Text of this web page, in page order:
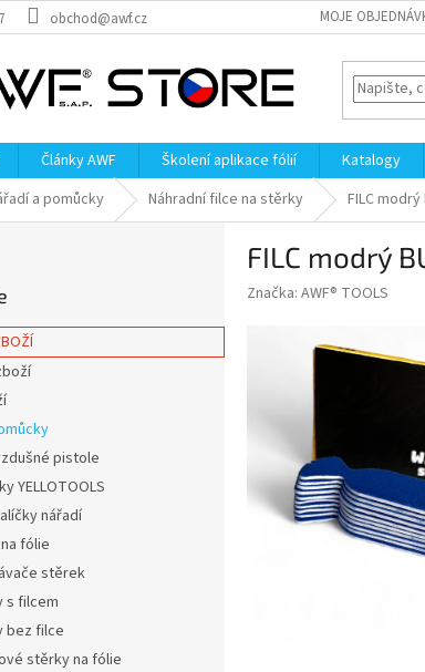
obchod@awf.cz MOJE
Články AWF Školení aplikace fólií Katalogy
a pomůcky Náhradní filce na stěrky FILC
pistole
YELLOTOOLS
nářadí
fólie
stěrek
s filcem
bez filce
stěrky na fólie
FILC modrý
Značka: AWF® TOOLS